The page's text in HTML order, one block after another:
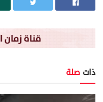
ذات صلة